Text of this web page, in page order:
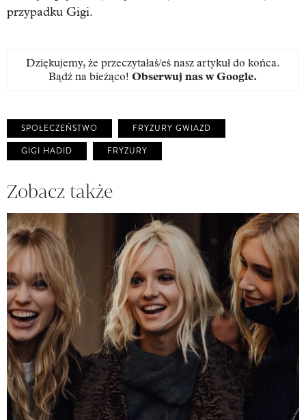
przypadku Gigi.
Dziękujemy, że przeczytałaś/eś nasz artykuł do końca.
Bądź na bieżąco! Obserwuj nas w Google.
SPOŁECZEŃSTWO
FRYZURY GWIAZD
GIGI HADID
FRYZURY
Zobacz także